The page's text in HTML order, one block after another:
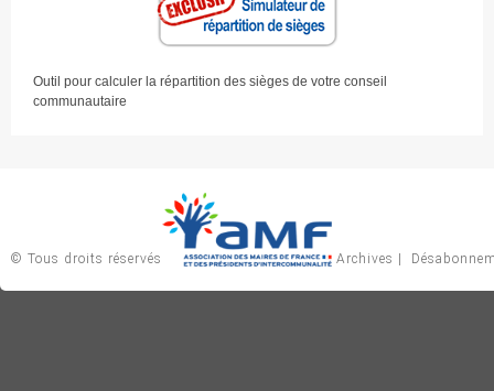
Outil pour calculer la répartition des sièges de votre conseil
communautaire
© Tous droits réservés Archives